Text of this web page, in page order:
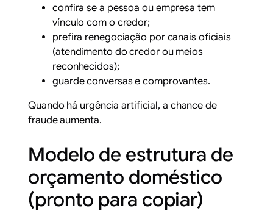
confira se a pessoa ou empresa tem
vínculo com o credor;
prefira renegociação por canais oficiais
(atendimento do credor ou meios
reconhecidos);
guarde conversas e comprovantes.
Quando há urgência artificial, a chance de
fraude aumenta.
Modelo de estrutura de
orçamento doméstico
(pronto para copiar)